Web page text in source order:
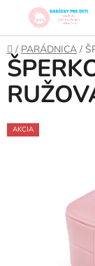
obsah
Domov
/ PARÁDNICA /
AKCIA